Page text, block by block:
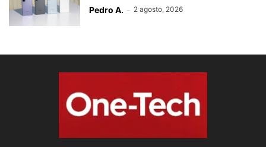
Pedro A. - 2 agosto, 2026